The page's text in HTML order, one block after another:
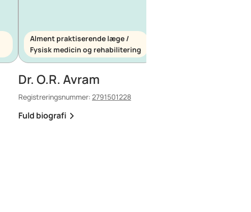
Alment praktiserende læge /
Fysisk medicin og rehabilitering
Dr. O.R. Avram
Registreringsnummer: 2791501228
Fuld biografi